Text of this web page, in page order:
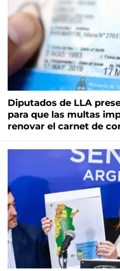
Diputados de LLA
para que las multas
renovar el carnet de